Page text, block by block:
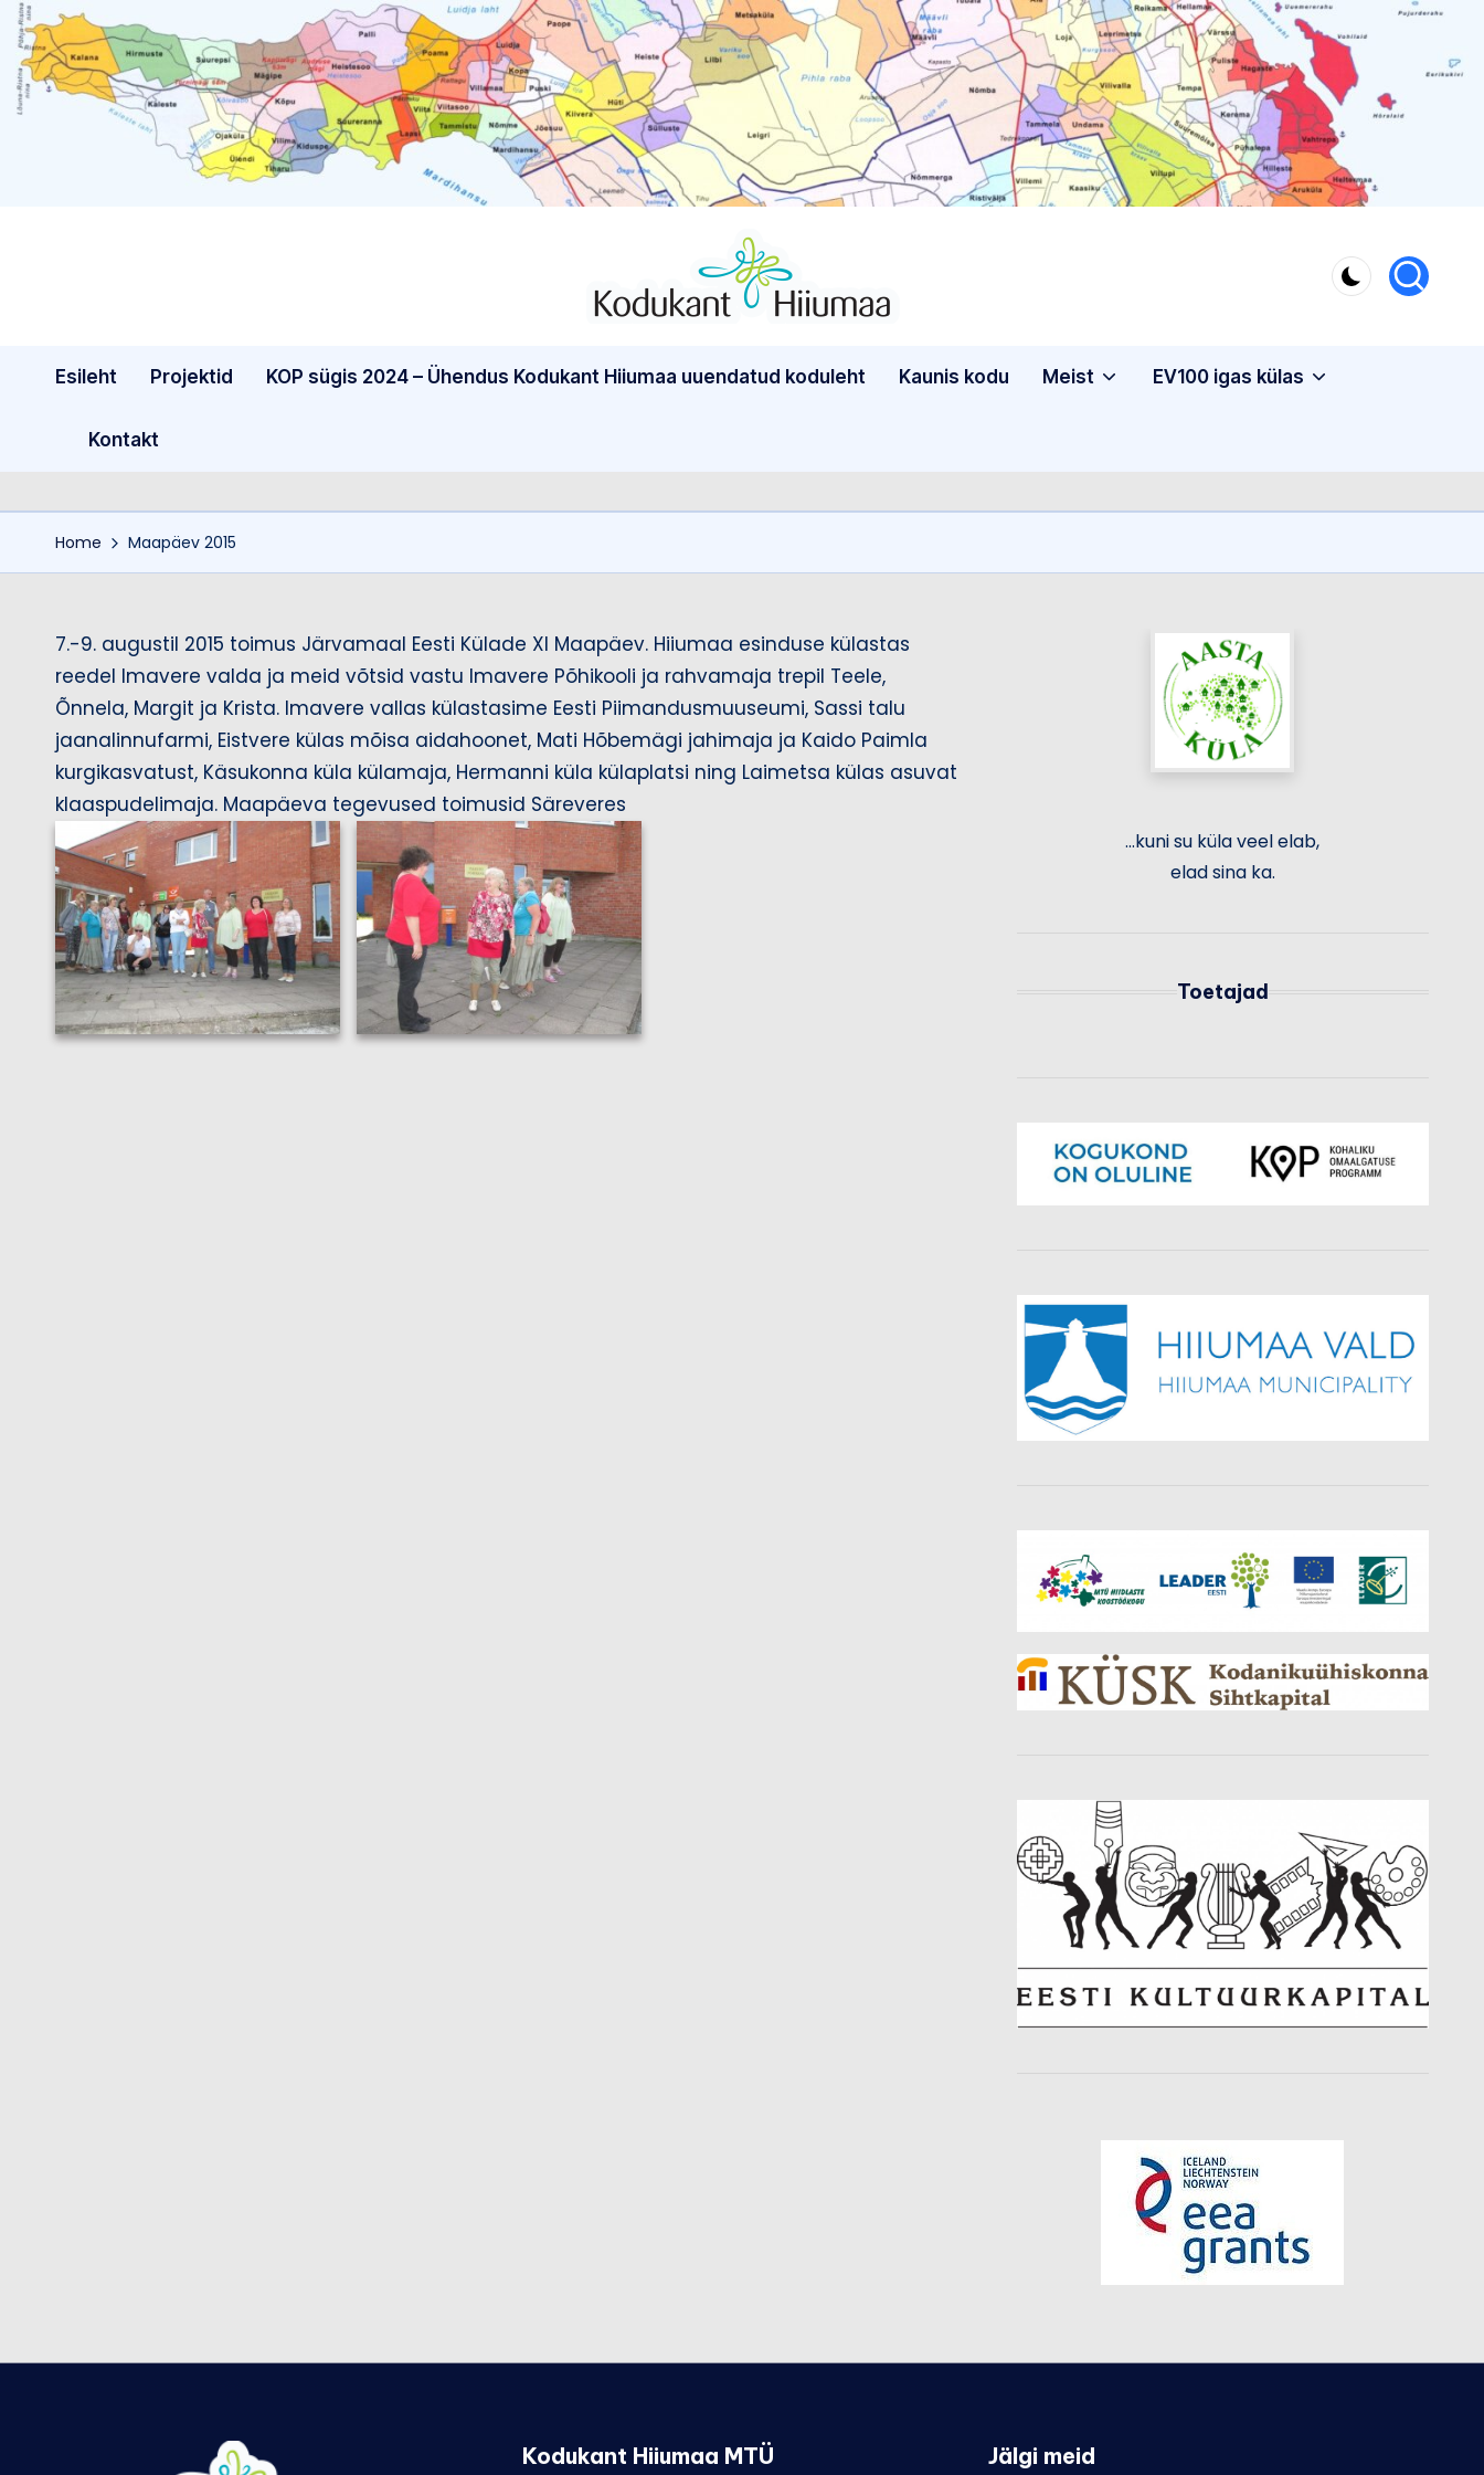
Skip
to
content
K
d
n
H
ii
u
Ühendus
Esileht Projektid KOP sügis 2024 – Ühendus Kodukant Hiiumaa uuendatud koduleht Kaunis kodu Meist EV100 igas külas
Kontakt
Home Maapäev 2015
7.-9. augustil 2015 toimus Järvamaal Eesti Külade XI Maapäev. Hiiumaa esinduse külastas
reedel Imavere valda ja meid võtsid vastu Imavere Põhikooli ja rahvamaja trepil Teele,
Õnnela, Margit ja Krista. Imavere vallas külastasime Eesti Piimandusmuuseumi, Sassi talu
jaanalinnufarmi, Eistvere külas mõisa aidahoonet, Mati Hõbemägi jahimaja ja Kaido Paimla
kurgikasvatust, Käsukonna küla külamaja, Hermanni küla külaplatsi ning Laimetsa külas asuvat
klaaspudelimaja. Maapäeva tegevused toimusid Säreveres
...kuni su küla veel elab,
elad sina ka.
Toetajad
Kodukant Hiiumaa MTÜ Jälgi meid